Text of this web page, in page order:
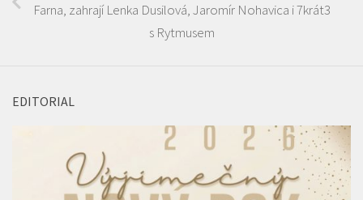
Farna, zahrají Lenka Dusilová, Jaromír Nohavica i 7krát3
s Rytmusem
EDITORIAL